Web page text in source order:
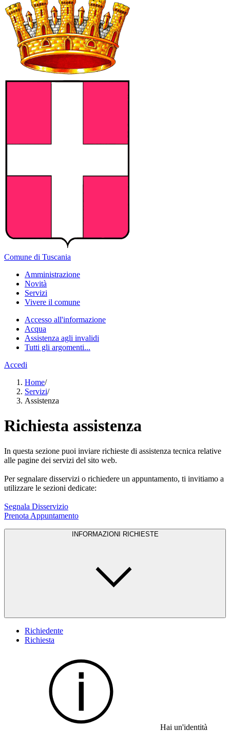
Comune di Tuscania
Amministrazione
Novità
Servizi
Vivere il comune
Accesso all'informazione
Acqua
Assistenza agli invalidi
Tutti gli argomenti...
Accedi
Home/
Servizi/
Assistenza
Richiesta assistenza
In questa sezione puoi inviare richieste di assistenza tecnica relative
alle pagine dei servizi del sito web.
Per segnalare disservizi o richiedere un appuntamento, ti invitiamo a
utilizzare le sezioni dedicate:
Segnala Disservizio
Prenota Appuntamento
INFORMAZIONI RICHIESTE
Richiedente
Richiesta
Hai un'identità